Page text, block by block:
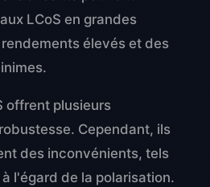
LCoS en grandes
élevés et des
offrent plusieurs
Cependant, ils
des inconvénients, tels
l'égard de la polarisation.